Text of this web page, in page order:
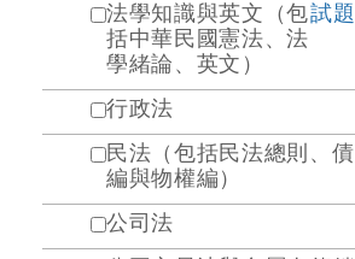
法學知識與英文（包
括中華民國憲法、法
學緒論、英文）
試題
行政法
民法（包括民法總則、債
編與物權編）
公司法